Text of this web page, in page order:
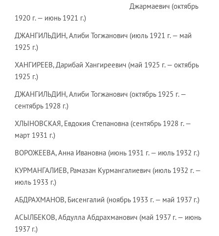
Джармаевич (октябрь
1920 г. — июнь 1921 г.)
ДЖАНГИЛЬДИН, Алиби Тогжанович (июль 1921 г. — май
1925 г.)
ХАНГИРЕЕВ, Дарибай Хангиреевич (май 1925 г. — октябрь
1925 г.)
ДЖАНГИЛЬДИН, Алиби Тогжанович (октябрь 1925 г. —
сентябрь 1928 г.)
ХЛЫНОВСКАЯ, Евдокия Степановна (сентябрь 1928 г. —
март 1931 г.)
ВОРОЖЕЕВА, Анна Ивановна (июнь 1931 г. — июль 1932 г.)
КУРМАНГАЛИЕВ, Рамазан Курмангалиевич (июль 1932 г. —
июль 1933 г.)
АБДРАХМАНОВ, Бисенгалий (ноябрь 1933 г. — май 1937 г.)
АСЫЛБЕКОВ, Абдулла Абдрахманович (май 1937 г. — июнь
1937 г.)